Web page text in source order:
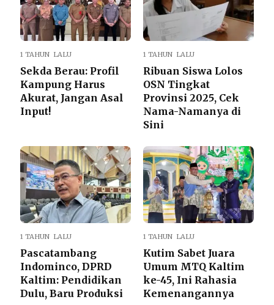
1 TAHUN LALU
Sekda Berau: Profil
Kampung Harus
Akurat, Jangan Asal
Input!
1 TAHUN LALU
Ribuan Siswa Lolos
OSN Tingkat
Provinsi 2025, Cek
Nama-Namanya di
Sini
1 TAHUN LALU
Pascatambang
Indominco, DPRD
Kaltim: Pendidikan
Dulu, Baru Produksi
1 TAHUN LALU
Kutim Sabet Juara
Umum MTQ Kaltim
ke-45, Ini Rahasia
Kemenangannya